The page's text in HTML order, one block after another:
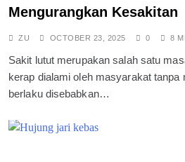
Mengurangkan Kesakitan
ZU OCTOBER 23, 2025 0 8
Sakit lutut merupakan salah satu
kerap dialami oleh masyarakat tanpa
berlaku disebabkan…